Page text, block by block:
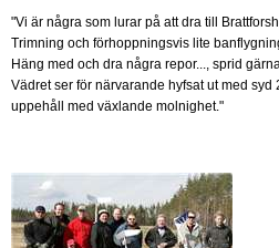
"Vi är några som lurar på att dra till
Trimning och förhoppningsvis lite
Häng med och dra några repor..., sprid
Vädret ser för närvarande hyfsat ut med syd
uppehåll med växlande molnighet."